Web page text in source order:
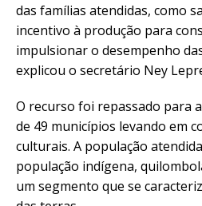
das famílias atendidas, como
incentivo à produção para
impulsionar o desempenho
explicou o secretário Ney
O recurso foi repassado para
de 49 municípios levando em
culturais. A população
população indígena,
um segmento que se